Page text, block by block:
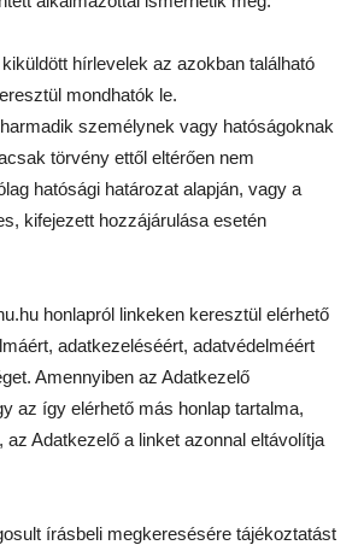
hírlevelek az azokban található
mondhatók le.
személynek vagy hatóságoknak
törvény ettől eltérően nem
hatósági határozat alapján, vagy a
kifejezett hozzájárulása esetén
honlapról linkeken keresztül elérhető
adatkezeléséért, adatvédelméért
Amennyiben az Adatkezelő
az így elérhető más honlap tartalma,
az Adatkezelő a linket azonnal eltávolítja
írásbeli megkeresésére tájékoztatást